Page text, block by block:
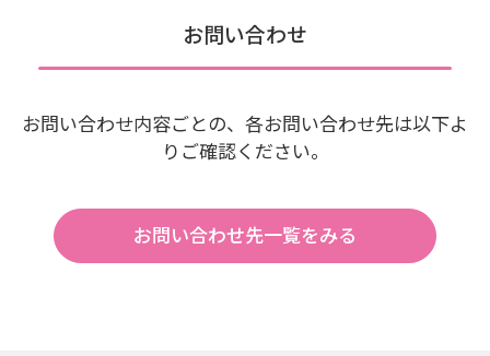
お問い合わせ
お問い合わせ内容ごとの、各お問い合わせ先は以下よ
りご確認ください。
お問い合わせ先一覧をみる